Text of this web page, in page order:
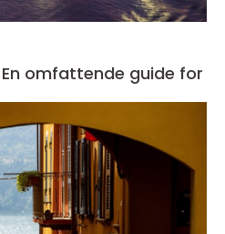
omfattende guide for